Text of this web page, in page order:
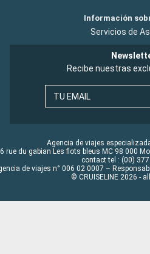
Información
Servicios de
Recibe nuestras
TU EMAIL
Agencia de viajes
rue du gabian Les flots bleus MC 98 000
contact tel : (00)
de viajes n° 006 02 0007 –
© CRUISELINE 2026 -